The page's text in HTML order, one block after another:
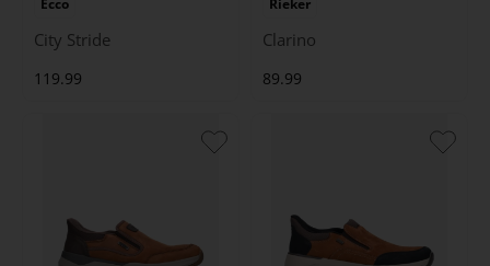
Ecco
City Stride
119.99
Rieker
Clarino
89.99